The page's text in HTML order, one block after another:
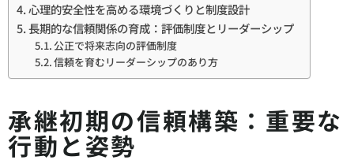
心理的安全性を高める環境づくりと制度設計
長期的な信頼関係の育成：評価制度とリーダーシップ
公正で将来志向の評価制度
信頼を育むリーダーシップのあり方
承継初期の信頼構築：重要な
行動と姿勢